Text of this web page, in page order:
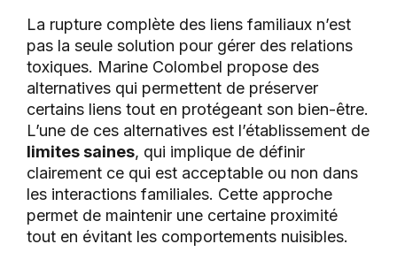
La rupture complète des liens familiaux n’est
pas la seule solution pour gérer des relations
toxiques. Marine Colombel propose des
alternatives qui permettent de préserver
certains liens tout en protégeant son bien-être.
L’une de ces alternatives est l’établissement de
limites saines, qui implique de définir
clairement ce qui est acceptable ou non dans
les interactions familiales. Cette approche
permet de maintenir une certaine proximité
tout en évitant les comportements nuisibles.